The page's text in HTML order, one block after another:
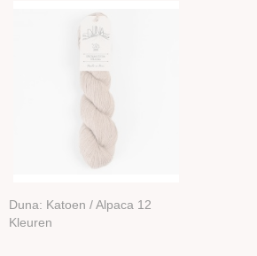
Duna: Katoen / Alpaca 12
Kleuren